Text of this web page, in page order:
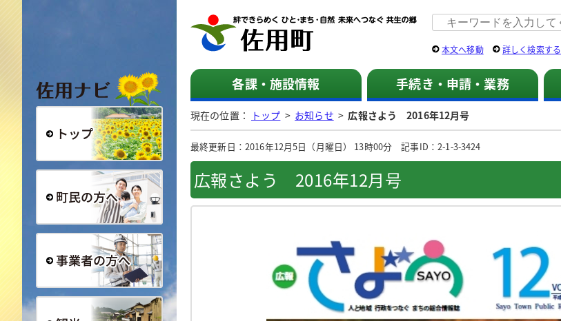
総合トップ
事業者の方へ
佐用町 公式ホームページ
本文へ移動 詳しく検索する
各課・施設情報 手続き・申請・業務
現在の位置： トップ > お知らせ >広報さよう 2016年12月号
最終更新日：2016年12月5日（月曜日） 13時00分 記事ID：2-1-3-3424
広報さよう 2016年12月号